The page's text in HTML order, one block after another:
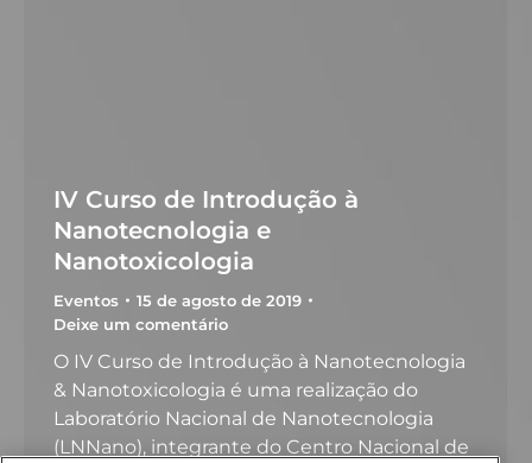
IV Curso de Introdução à
Nanotecnologia e
Nanotoxicologia
Eventos
15 de agosto de 2019
Deixe um comentário
O IV Curso de Introdução à Nanotecnologia
& Nanotoxicologia é uma realização do
Laboratório Nacional de Nanotecnologia
(LNNano), integrante do Centro Nacional de